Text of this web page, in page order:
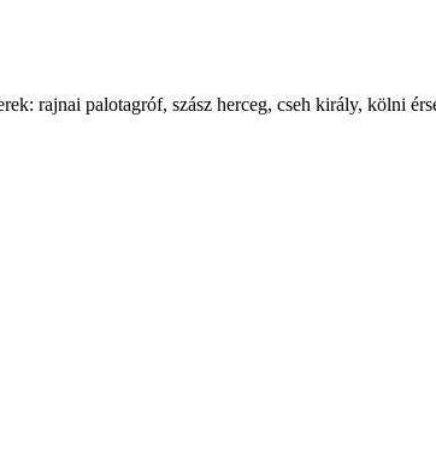
rajnai palotagróf, szász herceg, cseh király, kölni